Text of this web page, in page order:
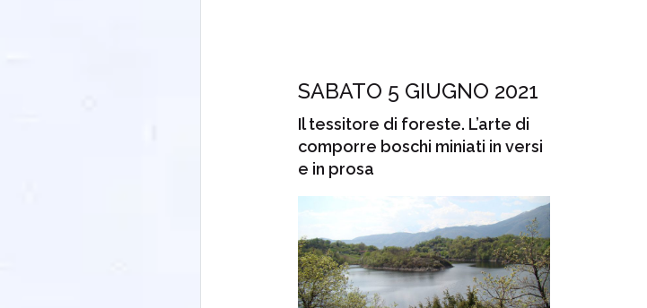
SABATO 5 GIUGNO 2021
Il tessitore di foreste. L’arte di
comporre boschi miniati in versi
e in prosa